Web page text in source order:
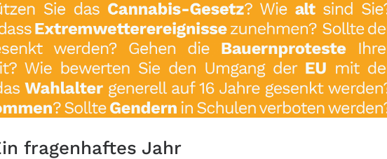
fragenhaftes Jahr